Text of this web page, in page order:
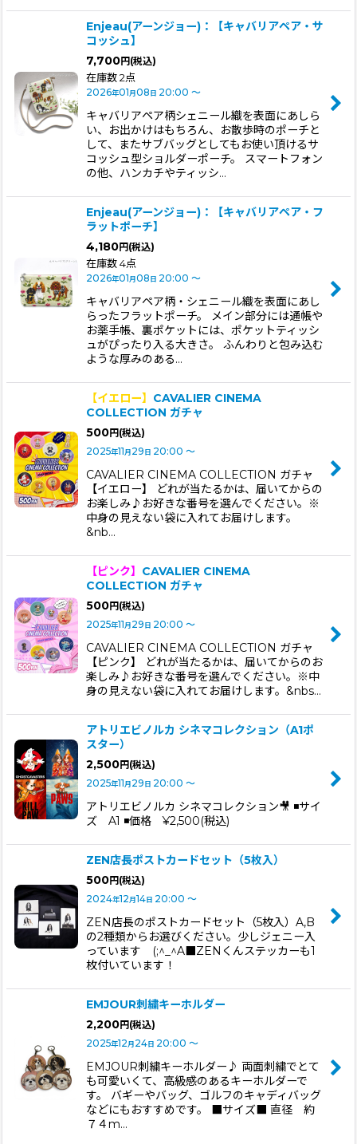
Enjeau(アーンジョー)：【キャバリアペア・サ
コッシュ】
7,700円 (税込)
在庫数 2点
2026年01月08 日 20:00 ～
キャバリアペア柄シェニール織を表面にあしら
い、お出かけはもちろん、お散歩時のポーチと
して、またサブバッグとしてもお使い頂けるサ
コッシュ型ショルダーポーチ。 スマートフォン
の他、ハンカチやティッシ…
Enjeau(アーンジョー)：【キャバリアペア・フ
ラットポーチ】
4,180円 (税込)
在庫数 4点
2026年01月08 日 20:00 ～
キャバリアペア柄・シェニール織を表面にあし
らったフラットポーチ。 メイン部分には通帳や
お薬手帳、裏ポケットには、ポケットティッシ
ュがぴったり入る大きさ。 ふんわりと包み込む
ような厚みのある…
【イエロー】 CAVALIER CINEMA
COLLECTION ガチャ
500円 (税込)
2025年11月 29 日 20:00 ～
CAVALIER CINEMA COLLECTION ガチャ
【イエロー】 どれが当たるかは、届いてからの
お楽しみ♪お好きな番号を選んでください。※
中身の見えない袋に入れてお届けします。
&nb…
【ピンク】 CAVALIER CINEMA
COLLECTION ガチャ
500円 (税込)
2025年11月 29 日 20:00 ～
CAVALIER CINEMA COLLECTION ガチャ
【ピンク】 どれが当たるかは、届いてからのお
楽しみ♪お好きな番号を選んでください。※中
身の見えない袋に入れてお届けします。&nbs…
アトリエビノルカ シネマコレクション（A1ポ
スター）
2,500円 (税込)
2025年11月 29 日 20:00 ～
アトリエビノルカ シネマコレクション🎥 ◾️サイ
ズ A1 ◾️価格 ¥2,500(税込)
ZEN店長ポストカードセット（5枚入）
500円 (税込)
2024年12月14日 20:00 ～
ZEN店長のポストカードセット（5枚入）A,B
の2種類からお選びください。少しジェニー入
っています (;^_^A■ZENくんステッカーも1
枚付いています！
EMJOUR刺繍キーホルダー
2,200円 (税込)
2025年12月 24日 20:00 ～
EMJOUR刺繍キーホルダー♪ 両面刺繍でとて
も可愛いくて、高級感のあるキーホルダーで
す。 バギーやバッグ、ゴルフのキャディバッグ
などにもおすすめです。 ■サイズ■ 直径 約
７４m…